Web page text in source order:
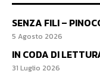
SENZA FILI –
5 Agosto 2026
IN CODA DI
31 Luglio 2026